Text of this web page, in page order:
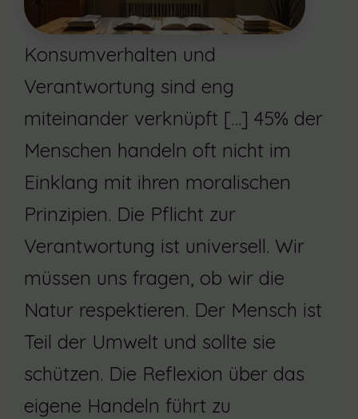
Konsumverhalten und
Verantwortung sind eng
miteinander verknüpft […] 45% der
Menschen handeln oft nicht im
Einklang mit ihren moralischen
Prinzipien. Die Pflicht zur
Verantwortung ist universell. Wir
müssen uns fragen, ob wir die
Natur respektieren. Der Mensch ist
Teil der Umwelt und sollte sie
schützen. Die Reflexion über das
eigene Handeln führt zu